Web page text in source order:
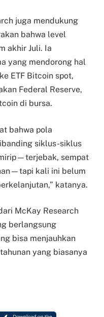
juga mendukung
bahwa level
akhir Juli. Ia
yang mendorong hal
ETF Bitcoin spot,
Federal Reserve,
di bursa.
bahwa pola
siklus-siklus
sempat
kali ini belum
katanya.
McKay Research
berlangsung
bisa menjauhkan
yang biasanya